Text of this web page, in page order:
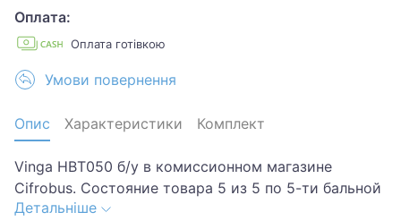
Оплата:
Оплата готівкою
Умови повернення
Опис Характеристики Комплект
Vinga HBT050 б/у в комиссионном магазине
Cifrobus. Состояние товара 5 из 5 по 5-ти бальной
системе. Примечание: Без дефектов. Комплектация
Детальніше